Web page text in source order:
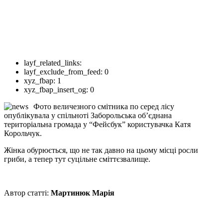
layf_related_links:
layf_exclude_from_feed: 0
xyz_fbap: 1
xyz_fbap_insert_og: 0
Фото величезного смітника по серед лісу
опублікувала у спільноті Заборольська об’єднана
територіальна громада у “Фейсбук” користувачка Катя
Корольчук.
Жінка обурюється, що не так давно на цьому місці росли
гриби, а тепер тут суцільне сміттєзвалище.
Автор статті: Мартинюк Марія